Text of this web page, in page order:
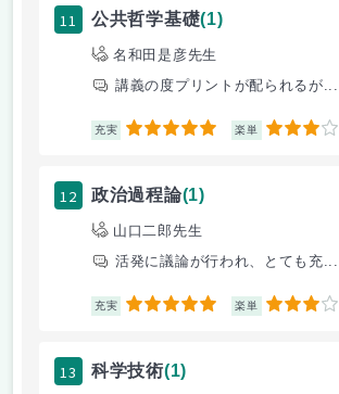
11 公共哲学基礎(1)
名和田是彦先生
講義の度プリントが配られるが...
充実 5 楽単 3
12 政治過程論(1)
山口二郎先生
活発に議論が行われ、とても充...
充実 5 楽単 3
13 科学技術(1)